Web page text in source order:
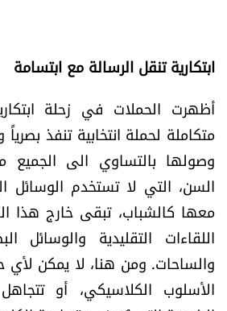
ابتكارية تنقل الرسالة مع ابتسامة
أظهرت الحملات في زحلة
متكاملة لحملة انتخابية تنفذ
وصولها بالتساوي الى الجميع
السن، التي لا تستخدم الوسائل
معها كالشباب، تبقى خارج هذا
اللقاءات التقليدية والوسائل
والساحات. ومن هنا، لا يمكن
الأسلوب الكلاسيكي، أو